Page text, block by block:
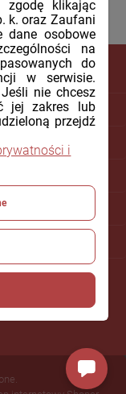
zgodę klikając
k. oraz Zaufani
dane osobowe
na
do
w serwisie.
nie chcesz
jej zakres lub
przejdź
i